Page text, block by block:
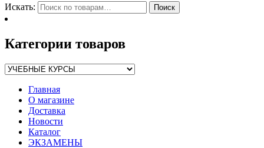
Искать: Поиск
Категории товаров
Главная
О магазине
Доставка
Новости
Каталог
ЭКЗАМЕНЫ